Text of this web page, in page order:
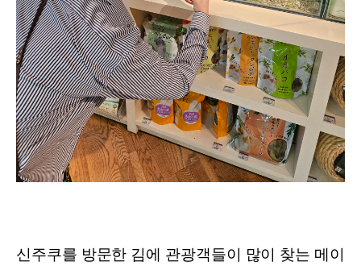
신주쿠를 방문한 김에 관광객들이 많이 찾는 메이